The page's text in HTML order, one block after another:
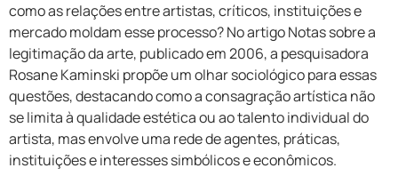
como as relações entre artistas, críticos, instituições e
mercado moldam esse processo? No artigo Notas sobre a
legitimação da arte, publicado em 2006, a pesquisadora
Rosane Kaminski propõe um olhar sociológico para essas
questões, destacando como a consagração artística não
se limita à qualidade estética ou ao talento individual do
artista, mas envolve uma rede de agentes, práticas,
instituições e interesses simbólicos e econômicos.